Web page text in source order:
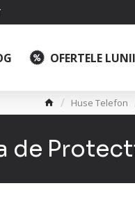
OFERTELE LUNII
Huse Telefon
de